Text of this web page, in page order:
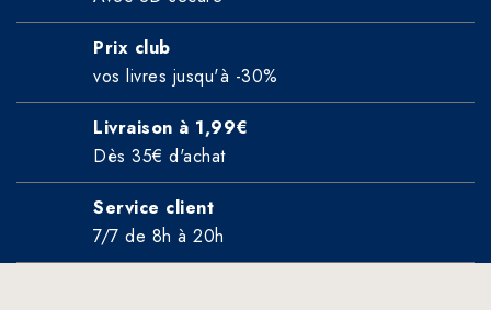
Prix club
vos livres jusqu'à -30%
Livraison à 1,99€
Dès 35€ d'achat
Service client
7/7 de 8h à 20h